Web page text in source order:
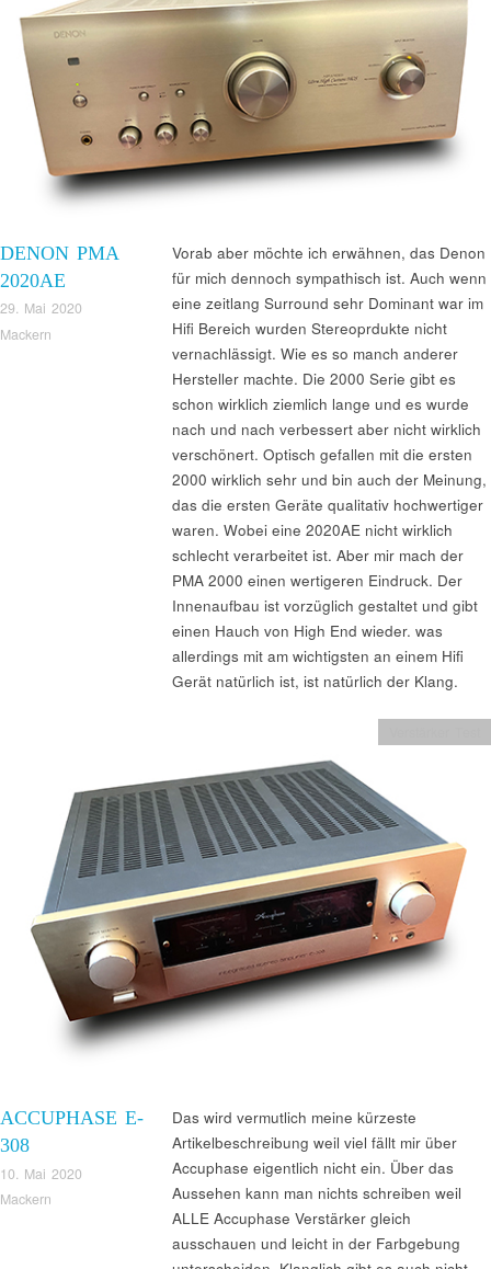
DENON PMA
2020AE
29. Mai 2020
Mackern
Vorab aber möchte ich erwähnen, das Denon
für mich dennoch sympathisch ist. Auch wenn
eine zeitlang Surround sehr Dominant war im
Hifi Bereich wurden Stereoprdukte nicht
vernachlässigt. Wie es so manch anderer
Hersteller machte. Die 2000 Serie gibt es
schon wirklich ziemlich lange und es wurde
nach und nach verbessert aber nicht wirklich
verschönert. Optisch gefallen mit die ersten
2000 wirklich sehr und bin auch der Meinung,
das die ersten Geräte qualitativ hochwertiger
waren. Wobei eine 2020AE nicht wirklich
schlecht verarbeitet ist. Aber mir mach der
PMA 2000 einen wertigeren Eindruck. Der
Innenaufbau ist vorzüglich gestaltet und gibt
einen Hauch von High End wieder. was
allerdings mit am wichtigsten an einem Hifi
Gerät natürlich ist, ist natürlich der Klang.
ACCUPHASE E-
308
10. Mai 2020
Mackern
Das wird vermutlich meine kürzeste
Artikelbeschreibung weil viel fällt mir über
Accuphase eigentlich nicht ein. Über das
Aussehen kann man nichts schreiben weil
ALLE Accuphase Verstärker gleich
ausschauen und leicht in der Farbgebung